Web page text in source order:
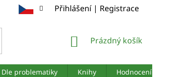
Přihlášení | Registrace
NÁKUPNÍ
Prázdný košík
Dle problematiky Knihy
Hodnocení obchodu